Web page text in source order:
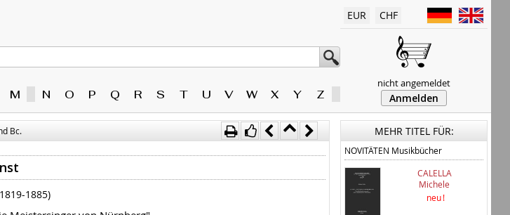
M N O P Q R S T U V W X Y Z
EUR CHF
nicht angemeldet
Anmelden
Bc.
1885)
MEHR TITEL FÜR:
NOVITÄTEN Musikbücher
CALELLA
Michele
neu !